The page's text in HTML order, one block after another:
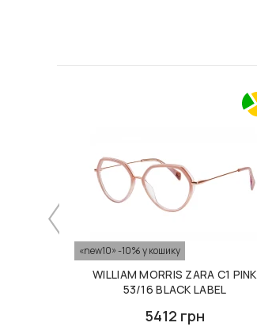
«new10» -10% у кошику
WILLIAM MORRIS ZARA C1 PINK
53/16 BLACK LABEL
5412 грн